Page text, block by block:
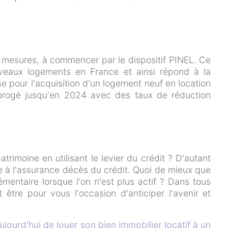
à commencer par le dispositif PINEL. Ce
logements en France et ainsi répond à la
pour l'acquisition d'un logement neuf en location
jusqu'en 2024 avec des taux de réduction
en utilisant le levier du crédit ? D'autant
l'assurance décès du crédit. Quoi de mieux que
lorsque l'on n'est plus actif ? Dans tous
pour vous l'occasion d'anticiper l'avenir et
de louer son bien immobilier locatif à un